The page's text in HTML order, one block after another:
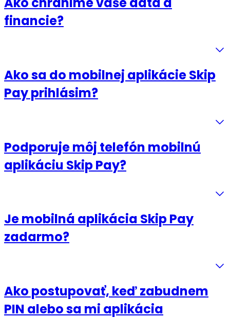
financie?
Ako sa do mobilnej aplikácie Skip
Pay prihlásim?
Podporuje môj telefón mobilnú
aplikáciu Skip Pay?
Je mobilná aplikácia Skip Pay
zadarmo?
Ako postupovať, keď zabudnem
PIN alebo sa mi aplikácia